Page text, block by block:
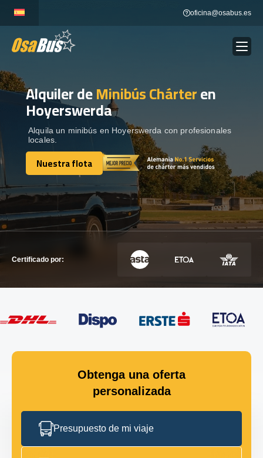
content
oficina@osabus.es
ALQUILER DE AUTOCARES Show dropdown
DESTINOS
RECORRIDAS Show dropdown
Alquiler deMinibús Chárteren
Hoyerswerda
Alquila un minibús en Hoyerswerda con profesionales
locales.
Nuestra flota
Nuestra flota
Certificado por:
Obtenga una oferta
personalizada
Presupuesto de mi viaje